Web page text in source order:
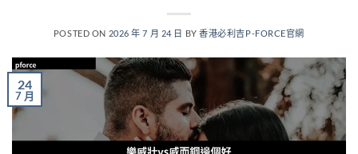
POSTED ON 2026 年 7 月 24 日 BY香港必利吉P-FORCE官網
24
7 月